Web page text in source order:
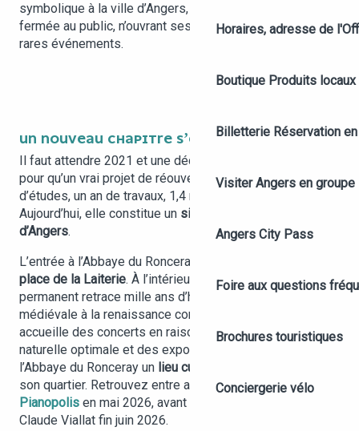
Horaires, adresse de
Boutique Produits
Billetterie Réservation
Visiter Angers en groupe
Angers City Pass
Foire aux questions
Brochures touristiques
Conciergerie vélo
symbolique à la ville d’Angers, mais elle reste largement
fermée au public, n’ouvrant ses portes qu’à l’occasion de
rares événements.
UN NOUVEAU CHAPITRE S’ÉCRIT
Il faut attendre 2021 et une décision de la municipalité
pour qu’un vrai projet de réouverture soit lancé : trois ans
d’études, un an de travaux, 1,4 million d’euros investis.
Aujourd’hui, elle constitue un site patrimonial majeur
d’Angers.
L’entrée à l’Abbaye du Ronceray se fait désormais par la
place de la Laiterie. À l’intérieur, un
parcours de visite
permanent retrace mille ans d’histoire, de la fondation
médiévale à la renaissance contemporaine. La nef
accueille des concerts en raison de son acoustique
naturelle optimale et des expositions, ce qui fait de
l’Abbaye du Ronceray un lieu culturel vivant
son quartier. Retrouvez entre autres lefestival
Pianopolis en mai 2026, avant une exposition du peintre
Claude Viallat fin juin 2026.